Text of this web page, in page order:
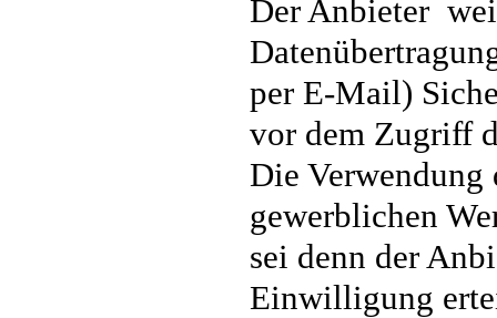
Der Anbieter
per E-Mail)
vor dem Zugriff
Die Verwendung
gewerblichen
sei denn der
Einwilligung